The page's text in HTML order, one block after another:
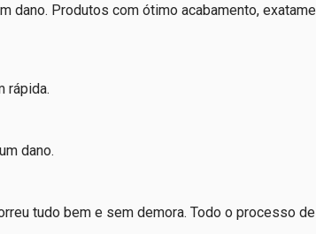
dano. Produtos com ótimo acabamento,
rápida.
dano.
tudo bem e sem demora. Todo o processo